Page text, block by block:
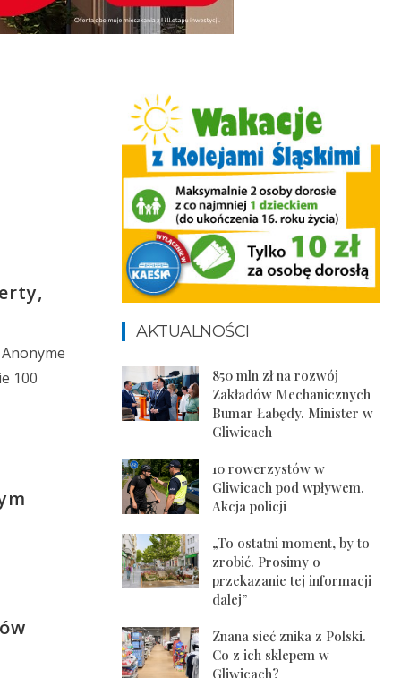
100
AKTUALNOŚCI
850 mln zł na rozwój
Zakładów Mechanicznych
Bumar Łabędy. Minister w
Gliwicach
10 rowerzystów w
Gliwicach pod wpływem.
Akcja policji
„To ostatni moment, by to
zrobić. Prosimy o
przekazanie tej informacji
dalej”
Znana sieć znika z Polski.
Co z ich sklepem w
Gliwicach?